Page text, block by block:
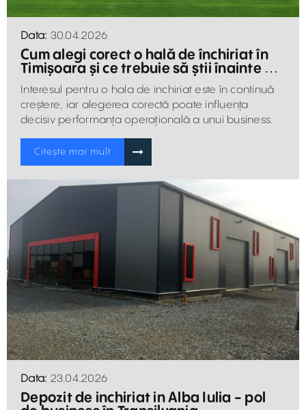
Data: 30.04.2026
Cum alegi corect o hală de închiriat în
Timișoara și ce trebuie să știi înainte de
semnare
Interesul pentru o hala de inchiriat este în continuă
creștere, iar alegerea corectă poate influența
decisiv performanța operațională a unui business.
Citește mai mult
Data: 23.04.2026
Depozit de inchiriat in Alba Iulia - pol